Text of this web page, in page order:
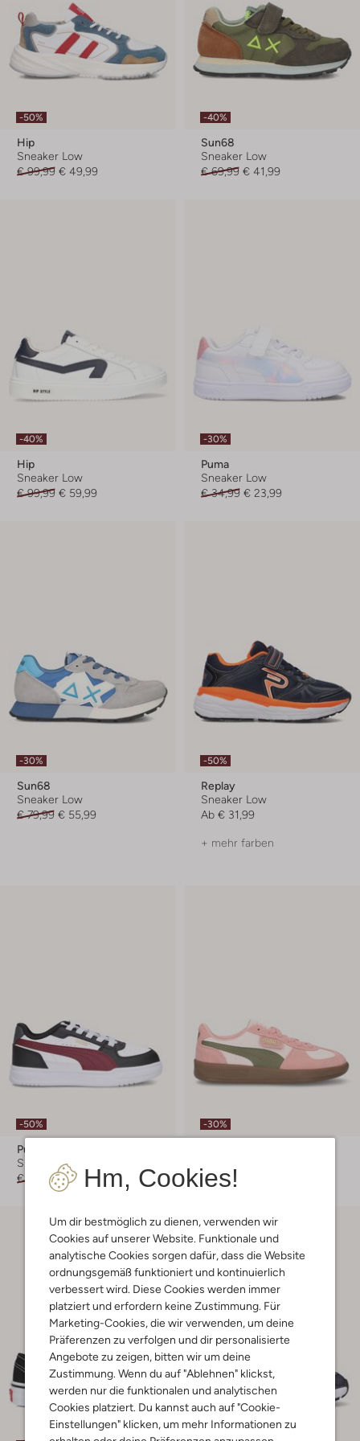
Hm, Cookies!
Um dir bestmöglich zu dienen, verwenden wir
Cookies auf unserer Website. Funktionale und
analytische Cookies sorgen dafür, dass die Website
ordnungsgemäß funktioniert und kontinuierlich
verbessert wird. Diese Cookies werden immer
platziert und erfordern keine Zustimmung. Für
Marketing-Cookies, die wir verwenden, um deine
Präferenzen zu verfolgen und dir personalisierte
Angebote zu zeigen, bitten wir um deine
Zustimmung. Wenn du auf "Ablehnen" klickst,
werden nur die funktionalen und analytischen
Cookies platziert. Du kannst auch auf "Cookie-
Einstellungen" klicken, um mehr Informationen zu
-50%
Hip
Sneaker Low
€ 99,99 € 49,99
-40%
Sun68
Sneaker Low
€ 69,99 € 41,99
-40%
Hip
Sneaker Low
€ 99,99 € 59,99
-30%
Puma
Sneaker Low
€ 34,99 € 23,99
-30%
Sun68
Sneaker Low
€ 79,99 € 55,99
-50%
Replay
Sneaker Low
Ab € 31,99
+ mehr farben
-50%
Puma
Sneaker Low
€ 39,99 € 19,99
-30%
€ 64,99